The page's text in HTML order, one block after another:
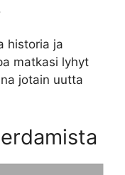
historia ja
matkasi lyhyt
jotain uutta